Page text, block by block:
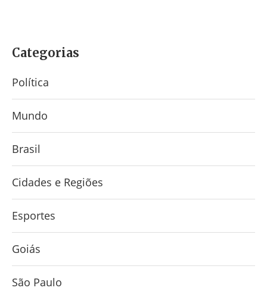
Categorias
Política
Mundo
Brasil
Cidades e Regiões
Esportes
Goiás
São Paulo